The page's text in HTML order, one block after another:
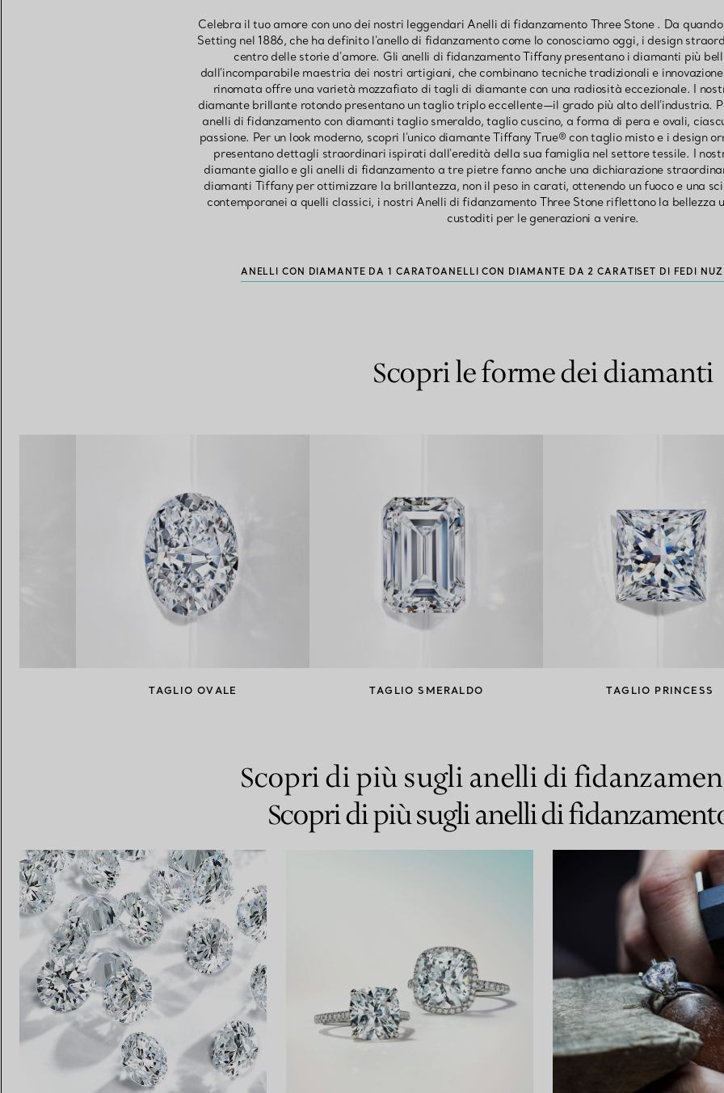
Celebra il tuo amore con uno dei nostri leggendari Anelli di fidanzamento Three Stone . Da
Setting nel 1886, che ha definito l'anello di fidanzamento come lo conosciamo oggi, i design
centro delle storie d'amore. Gli anelli di fidanzamento Tiffany presentano i diamanti più
dall'incomparabile maestria dei nostri artigiani, che combinano tecniche tradizionali e
rinomata offre una varietà mozzafiato di tagli di diamante con una radiosità eccezionale. I
diamante brillante rotondo presentano un taglio triplo eccellente—il grado più alto dell'industria.
anelli di fidanzamento con diamanti taglio smeraldo, taglio cuscino, a forma di pera e ovali,
passione. Per un look moderno, scopri l'unico diamante Tiffany True® con taglio misto e i design
presentano dettagli straordinari ispirati dall'eredità della sua famiglia nel settore tessile. I
diamante giallo e gli anelli di fidanzamento a tre pietre fanno anche una dichiarazione
diamanti Tiffany per ottimizzare la brillantezza, non il peso in carati, ottenendo un fuoco e una
contemporanei a quelli classici, i nostri Anelli di fidanzamento Three Stone riflettono la bellezza
custoditi per le generazioni a venire.
ANELLI CON DIAMANTE DA 1 CARATOANELLI CON DIAMANTE DA 2 CARATISET DI FEDI
Scopri le forme dei diamanti
TAGLIO OVALE TAGLIO SMERALDO TAGLIO PRINCESS
Scopri di più sugli anelli di
Scopri di più sugli anelli di